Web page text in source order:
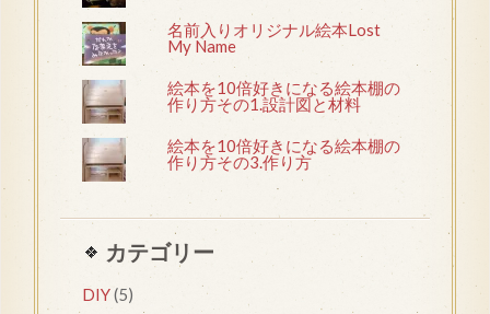
名前入りオリジナル絵本Lost
My Name
絵本を10倍好きになる絵本棚の
作り方その1.設計図と材料
絵本を10倍好きになる絵本棚の
作り方その3.作り方
カテゴリー
DIY(5)